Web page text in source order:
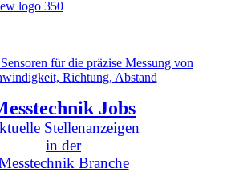
für die präzise Messung von
Richtung, Abstand
Jobs
Stellenanzeigen
in der
Branche